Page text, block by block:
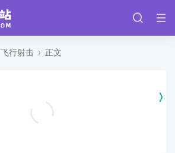
飞行射击 正文